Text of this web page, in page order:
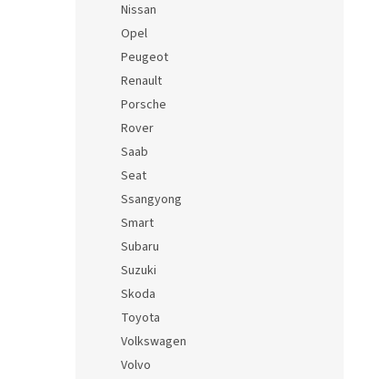
Nissan
Opel
Peugeot
Renault
Porsche
Rover
Saab
Seat
Ssangyong
Smart
Subaru
Suzuki
Skoda
Toyota
Volkswagen
Volvo